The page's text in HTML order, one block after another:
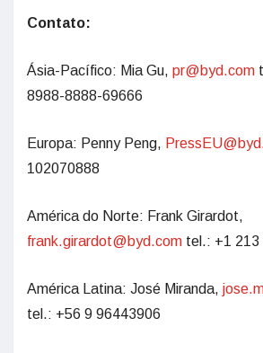
Contato:
Ásia-Pacífico: Mia Gu, pr@byd.com
8988-8888-69666
Europa: Penny Peng,
102070888
América do Norte: Frank Girardot,
frank.girardot@byd.com tel.: +1 213
América Latina: José Miranda,
tel.: +56 9 96443906